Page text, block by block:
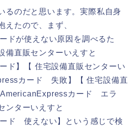
るのだと思います。実際私自身
えたので、まず、
ドが使えない原因を調べるた
備直販センターいえすと
ド】【 住宅設備直販センターい
カード 失敗】【 住宅設備直
AmericanExpressカード エラ
ンターいえすと
ド 使えない】という感じで検